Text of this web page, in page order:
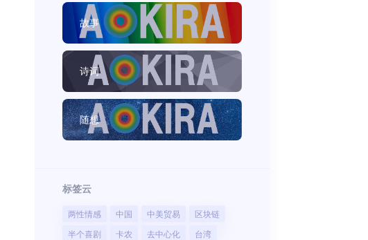
故事
诗词
随想
标签云
两性情感 中国 中美贸易
区块链
半个喜剧
卡农 去中心化
台湾